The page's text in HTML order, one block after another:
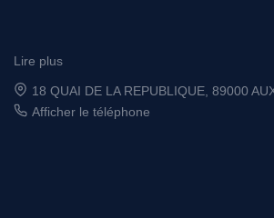
Lire plus
6 place Vauban, 89200 AVALLON
Afficher le téléphone